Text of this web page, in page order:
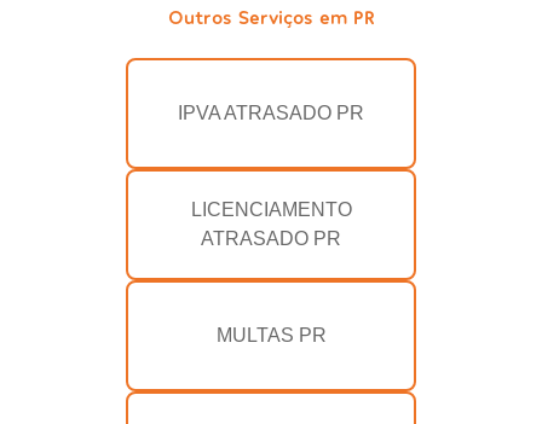
Outros Serviços em PR
IPVA ATRASADO PR
LICENCIAMENTO
ATRASADO PR
MULTAS PR